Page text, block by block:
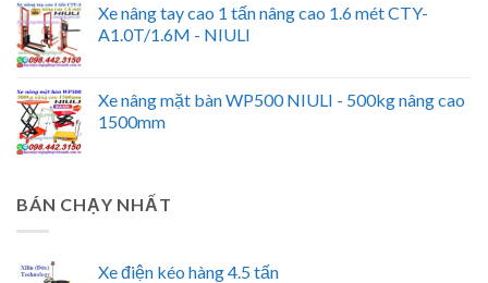
Xe nâng tay cao 1 tấn nâng cao 1.6 mét CTY-
A1.0T/1.6M - NIULI
Xe nâng mặt bàn WP500 NIULI - 500kg nâng cao
1500mm
BÁN CHẠY NHẤT
Xe điện kéo hàng 4.5 tấn